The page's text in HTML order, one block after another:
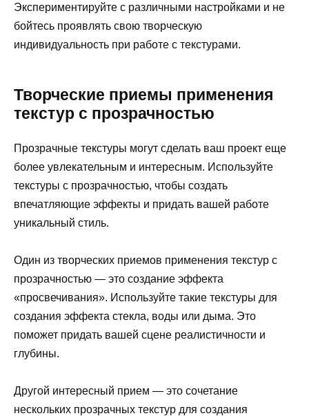
Экспериментируйте с различными настройками и не
бойтесь проявлять свою творческую
индивидуальность при работе с текстурами.
Творческие приемы применения
текстур с прозрачностью
Прозрачные текстуры могут сделать ваш проект еще
более увлекательным и интересным. Используйте
текстуры с прозрачностью, чтобы создать
впечатляющие эффекты и придать вашей работе
уникальный стиль.
Один из творческих приемов применения текстур с
прозрачностью — это создание эффекта
«просвечивания». Используйте такие текстуры для
создания эффекта стекла, воды или дыма. Это
поможет придать вашей сцене реалистичности и
глубины.
Другой интересный прием — это сочетание
нескольких прозрачных текстур для создания